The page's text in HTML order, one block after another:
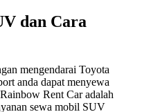
dan Cara
mengendarai Toyota
anda dapat menyewa
Rent Car adalah
sewa mobil SUV